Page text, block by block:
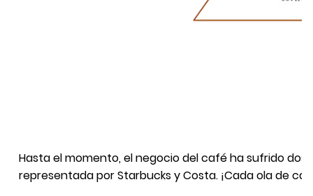
Hasta el momento, el negocio del café ha sufrido
representada por Starbucks y Costa. ¡Cada ola de